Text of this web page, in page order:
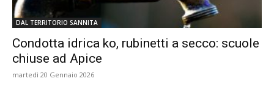
DAL TERRITORIO SANNITA
Condotta idrica ko, rubinetti a secco: scuole
chiuse ad Apice
martedì 20 Gennaio 2026